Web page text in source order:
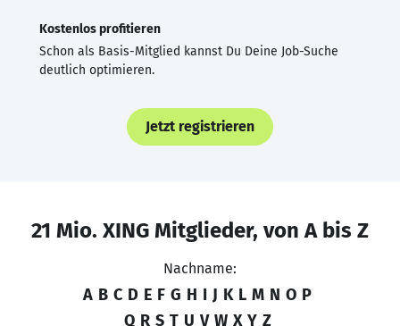
Kostenlos profitieren
Schon als Basis-Mitglied kannst Du Deine Job-Suche
deutlich optimieren.
Jetzt registrieren
21 Mio. XING Mitglieder, von A bis Z
Nachname:
A B C D E F G H I J K L M N O P
Q R S T U V W X Y Z